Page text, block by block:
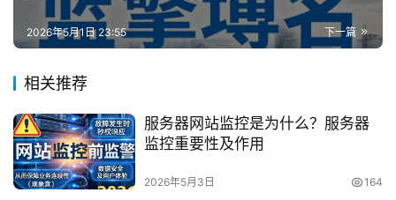
下一篇
2026年5月1日 23:55
相关推荐
服务器网站监控是为什么？服务器
监控重要性及作用
2026年5月3日 164